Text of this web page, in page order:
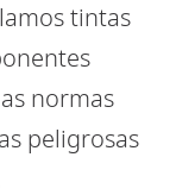
tintas
normas
peligrosas